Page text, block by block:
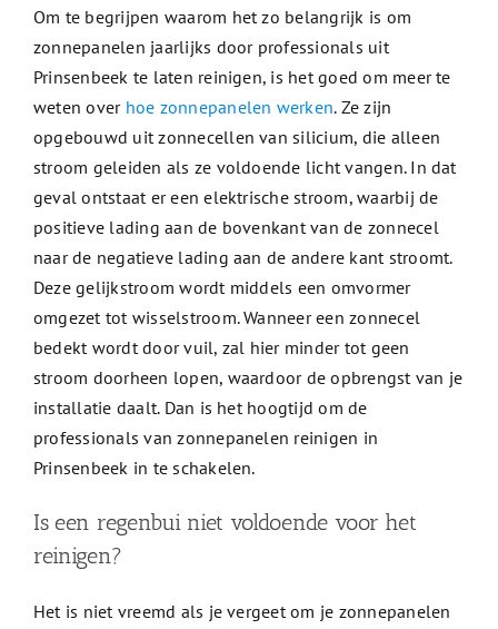
Om te begrijpen waarom het zo belangrijk is om
zonnepanelen jaarlijks door professionals uit
Prinsenbeek te laten reinigen, is het goed om meer te
weten over hoe zonnepanelen werken. Ze zijn
opgebouwd uit zonnecellen van silicium, die alleen
stroom geleiden als ze voldoende licht vangen. In dat
geval ontstaat er een elektrische stroom, waarbij de
positieve lading aan de bovenkant van de zonnecel
naar de negatieve lading aan de andere kant stroomt.
Deze gelijkstroom wordt middels een omvormer
omgezet tot wisselstroom. Wanneer een zonnecel
bedekt wordt door vuil, zal hier minder tot geen
stroom doorheen lopen, waardoor de opbrengst van je
installatie daalt. Dan is het hoogtijd om de
professionals van zonnepanelen reinigen in
Prinsenbeek in te schakelen.
Is een regenbui niet voldoende voor het
reinigen?
Het is niet vreemd als je vergeet om je zonnepanelen